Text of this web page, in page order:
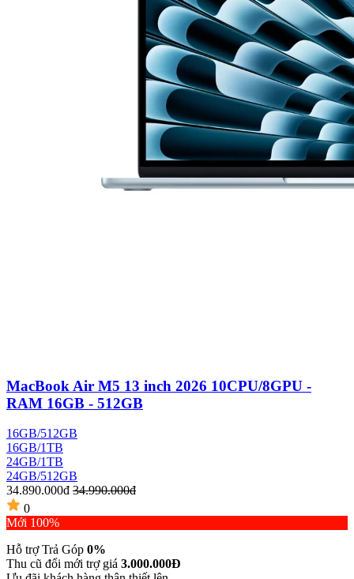
MacBook Air M5 13 inch 2026 10CPU/8GPU -
RAM 16GB - 512GB
16GB/512GB
16GB/1TB
24GB/1TB
24GB/512GB
34.890.000đ 34.990.000đ
0
Mới 100%
Hỗ trợ Trả Góp 0%
Thu cũ đổi mới trợ giá 3.000.000Đ